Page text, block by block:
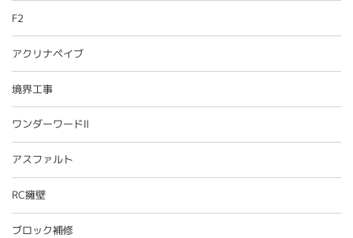
F2
アクリナペイブ
境界工事
ワンダーワードⅡ
アスファルト
RC擁壁
ブロック補修